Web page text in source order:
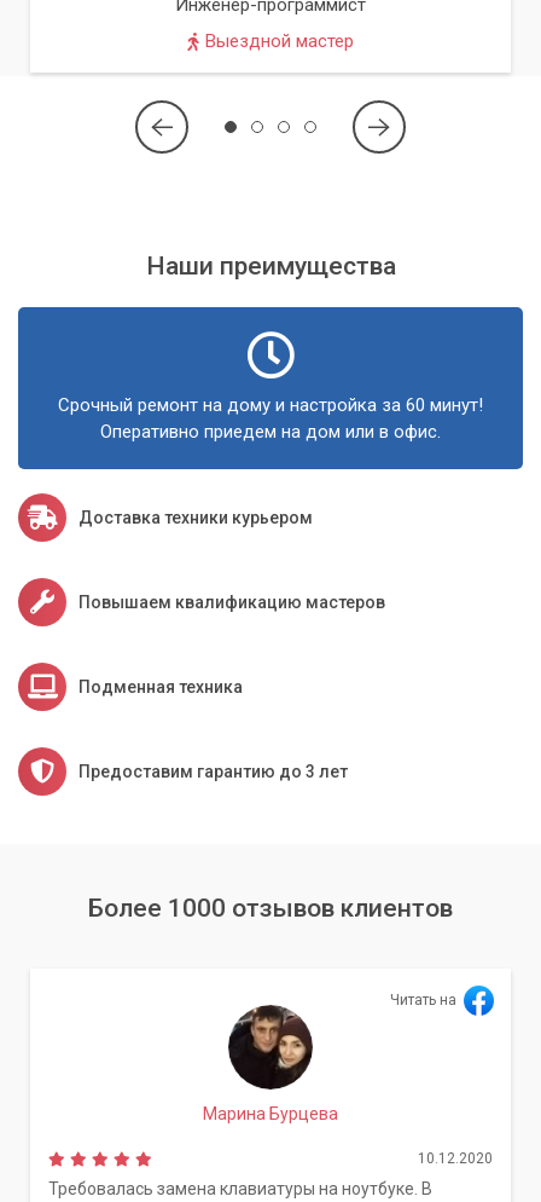
Наши сильные стороны
Опытные мастера.
Все наши сотрудники имеют
Быстрый выезд в Киеве и области.Мы оперативно
Прозрачное ценообразование.
стоимость оговариваются до начала ремонта. Никаких
Гарантия на все виды работ.Мы уверены в качестве
наших услуг и предоставляем гарантию на
выполненные работы.
Индивидуальный подход.
ситуации и бюджета.
браузера. Обратитесь к профессионалам «Компьютерного
Мастера» уже сегодня, и мы вернем вашему компьютеру
Инженер-программист
Выездной мастер
Наши преимущества
Срочный ремонт на дому и настройка за 60 минут!
Оперативно приедем на дом или в офис.
Доставка техники курьером
Повышаем квалификацию мастеров
Подменная техника
Предоставим гарантию до 3 лет
Более 1000 отзывов клиентов
Читать на
Марина Бурцева
10.12.2020
Требовалась замена клавиатуры на ноутбуке. В